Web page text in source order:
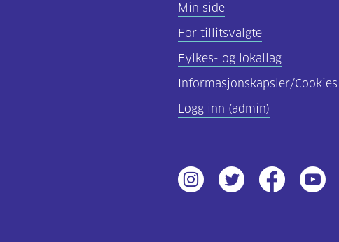
Min side
For tillitsvalgte
Fylkes- og lokallag
Informasjonskapsler/Cookies
Logg inn (admin)
InstagramTwitter FacebookYoutube